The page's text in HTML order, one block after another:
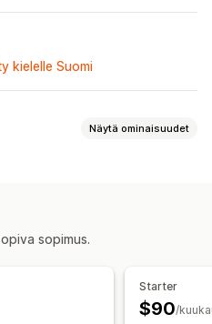
kielelle Suomi
Näytä ominaisuudet
Mobiiliresponsiivisuus
sopimus.
Starter
$90/